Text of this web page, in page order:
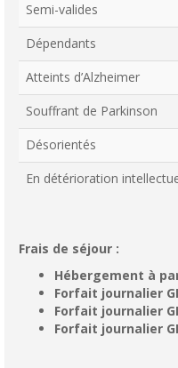
Semi-valides
Dépendants
Atteints d’Alzheimer
Souffrant de Parkinson
Désorientés
En détérioration
Frais de séjour :
Hébergement à
Forfait journalier
Forfait journalier
Forfait journalier